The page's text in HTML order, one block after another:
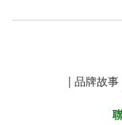
| 品牌故事